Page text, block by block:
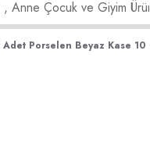
Adet Porselen Beyaz Kase 10